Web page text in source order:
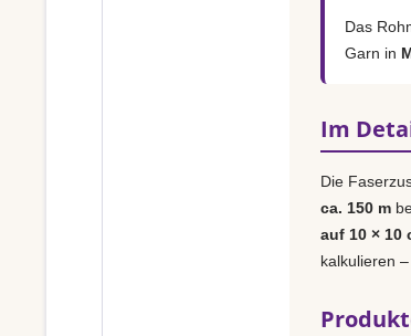
Das
Garn in
Im
Die
ca. 150 m
auf 10 × 10
kalkulieren